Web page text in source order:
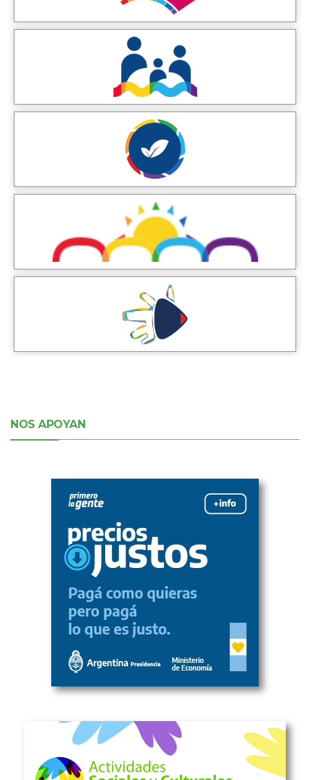
NOS APOYAN